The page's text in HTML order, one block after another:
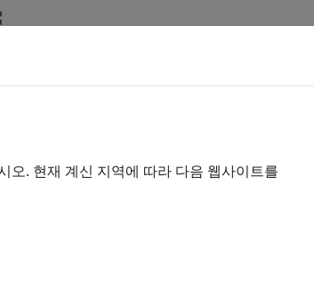
오. 현재 계신 지역에 따라 다음 웹사이트를